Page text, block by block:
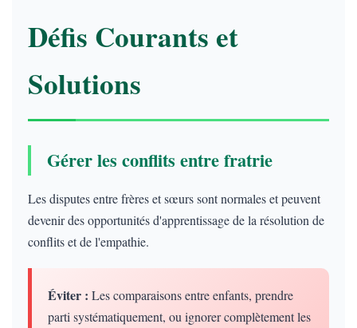
Défis Courants et
Solutions
Gérer les conflits entre fratrie
Les disputes entre frères et sœurs sont normales et peuvent
devenir des opportunités d'apprentissage de la résolution de
conflits et de l'empathie.
Éviter : Les comparaisons entre enfants, prendre
parti systématiquement, ou ignorer complètement les